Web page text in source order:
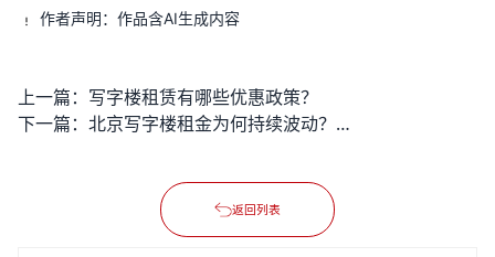
作者声明：作品含AI生成内容
上一篇： 写字楼租赁有哪些优惠政策？
下一篇：
北京写字楼租金为何持续波动？未来走势如何精确预判？
返回列表